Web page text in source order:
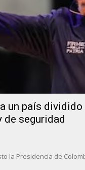
un país
seguridad
la Presidencia de